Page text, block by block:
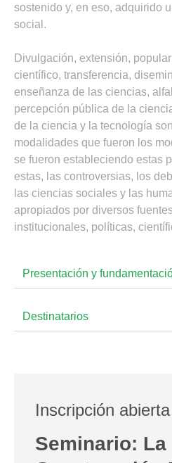
sostenido y, en eso, adquirido
social.
Divulgación, extensión,
científico, transferencia,
enseñanza de las ciencias,
percepción pública de la
de la ciencia y la tecnología
modalidades que fueron los
se fueron estableciendo estas
estas, las controversias, los
las ciencias sociales y las
apropiados por diversos
institucionales, políticas,
Presentación y
Destinatarios
Inscripción abierta
Seminario: La